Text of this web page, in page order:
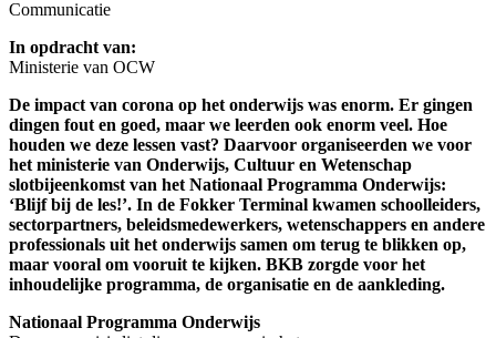
Communicatie
In opdracht van:
Ministerie van OCW
De impact van corona op het onderwijs was enorm. Er gingen
dingen fout en goed, maar we leerden ook enorm veel. Hoe
houden we deze lessen vast? Daarvoor organiseerden we voor
het ministerie van Onderwijs, Cultuur en Wetenschap
slotbijeenkomst van het Nationaal Programma Onderwijs:
‘Blijf bij de les!’. In de Fokker Terminal kwamen schoolleiders,
sectorpartners, beleidsmedewerkers, wetenschappers en andere
professionals uit het onderwijs samen om terug te blikken op,
maar vooral om vooruit te kijken. BKB zorgde voor het
inhoudelijke programma, de organisatie en de aankleding.
Nationaal Programma Onderwijs